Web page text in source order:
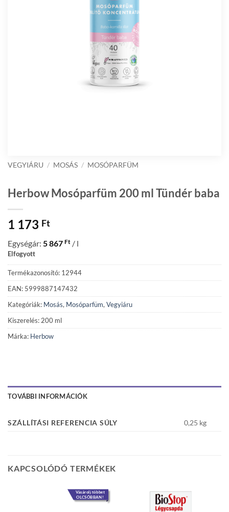
VEGYIÁRU / MOSÁS / MOSÓPARFÜM
Herbow Mosóparfüm 200 ml Tündér baba
1 173 Ft
Egységár: 5 867 Ft / l
Elfogyott
Termékazonosító: 12944
EAN: 5999887147432
Kategóriák: Mosás, Mosóparfüm, Vegyiáru
Kiszerelés: 200 ml
Márka: Herbow
TOVÁBBI INFORMÁCIÓK
SZÁLLÍTÁSI REFERENCIA SÚLY 0,25 kg
KAPCSOLÓDÓ TERMÉKEK
Vásárolj többet
OLCSÓBBAN!